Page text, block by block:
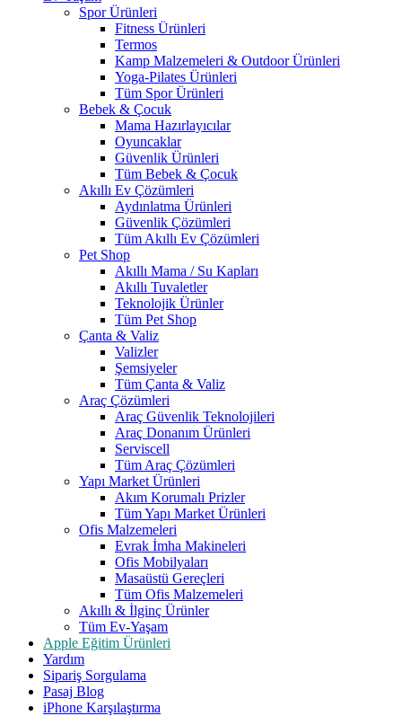
Spor Ürünleri
Fitness Ürünleri
Termos
Kamp Malzemeleri & Outdoor Ürünleri
Yoga-Pilates Ürünleri
Tüm Spor Ürünleri
Bebek & Çocuk
Mama Hazırlayıcılar
Oyuncaklar
Güvenlik Ürünleri
Tüm Bebek & Çocuk
Akıllı Ev Çözümleri
Aydınlatma Ürünleri
Güvenlik Çözümleri
Tüm Akıllı Ev Çözümleri
Pet Shop
Akıllı Mama / Su Kapları
Akıllı Tuvaletler
Teknolojik Ürünler
Tüm Pet Shop
Çanta & Valiz
Valizler
Şemsiyeler
Tüm Çanta & Valiz
Araç Çözümleri
Araç Güvenlik Teknolojileri
Araç Donanım Ürünleri
Serviscell
Tüm Araç Çözümleri
Yapı Market Ürünleri
Akım Korumalı Prizler
Tüm Yapı Market Ürünleri
Ofis Malzemeleri
Evrak İmha Makineleri
Ofis Mobilyaları
Masaüstü Gereçleri
Tüm Ofis Malzemeleri
Akıllı & İlginç Ürünler
Tüm Ev-Yaşam
Apple Eğitim Ürünleri
Yardım
Sipariş Sorgulama
Pasaj Blog
iPhone Karşılaştırma